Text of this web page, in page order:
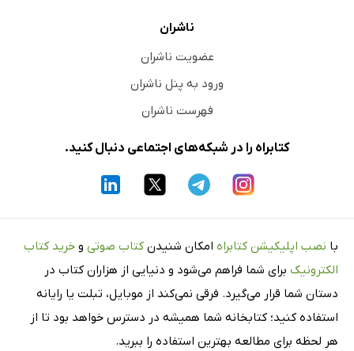
ناشران
عضویت ناشران
ورود به پنل ناشران
فهرست ناشران
کتابراه را در شبکه‌های اجتماعی دنبال کنید.
با نصب اپلیکیشن کتابراه امکان شنیدن کتاب صوتی و خرید کتاب
الکترونیک برای شما فراهم می‌شود و دنیایی از هزاران کتاب در
دستان شما قرار می‌گیرد. فرقی نمی‌کند از موبایل، تبلت یا رایانه
استفاده کنید؛ کتابخانه شما همیشه در دسترس خواهد بود تا از
هر لحظه برای مطالعه بهترین استفاده را ببرید.